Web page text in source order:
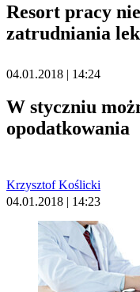
Resort pracy
zatrudniania
04.01.2018 | 14:24
W styczniu
opodatkowania
Krzysztof Koślicki
04.01.2018 | 14:23